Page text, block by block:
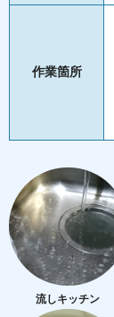
作業箇所
流しキッチン